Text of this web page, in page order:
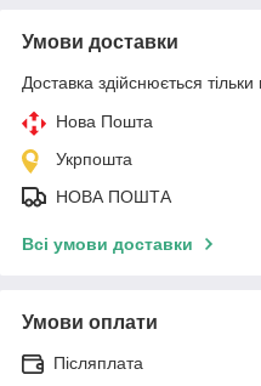
Умови доставки
Доставка здійснюється
Нова Пошта
Укрпошта
НОВА ПОШТА
Всі умови доставки
Умови оплати
Післяплата